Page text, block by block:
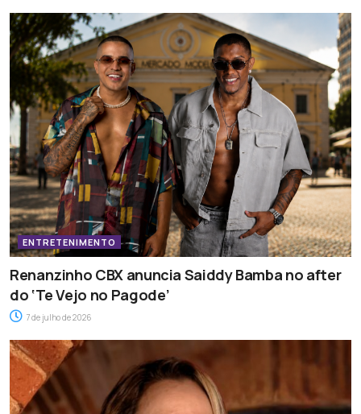
ENTRETENIMENTO
Renanzinho CBX anuncia Saiddy Bamba no after
do ‘Te Vejo no Pagode’
7 de julho de 2026